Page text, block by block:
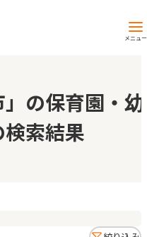
メニュー
」の保育園・幼
索結果